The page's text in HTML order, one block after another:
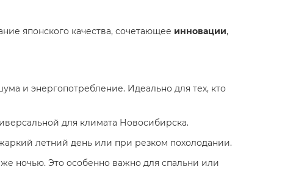
японского качества, сочетающее инновации,
и энергопотребление. Идеально для тех, кто
для климата Новосибирска.
летний день или при резком похолодании.
ночью. Это особенно важно для спальни или